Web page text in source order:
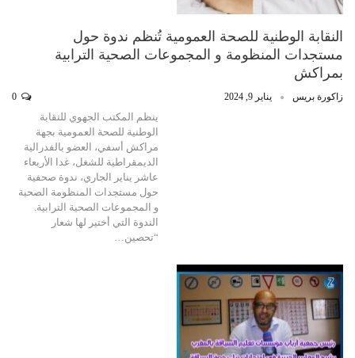
النقابة الوطنية للصحة العمومية تُنظم ندوة حول
مستجدات المنظومة و المجموعات الصحية الترابية
بمراكش
زاكورة بريس يناير 9, 2024
ينظم المكتب الجهوي للنقابة
الوطنية للصحة العمومية بجهة
مراكش أسفي، العضو بالفدرالية
الديمقراطية للشغل، غدا الأربعاء
عاشر يناير الجاري، ندوة صحفية
حول مستجدات المنظومة الصحية
و المجموعات الصحية الترابية.
الندوة التي أختير لها شعار
“تحصين…